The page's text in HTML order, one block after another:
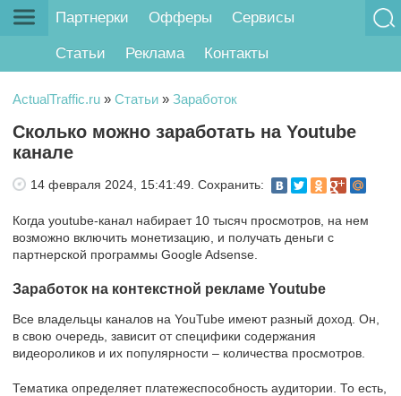
Партнерки Офферы Сервисы
Статьи Реклама Контакты
ActualTraffic.ru » Статьи » Заработок
Сколько можно заработать на Youtube
канале
14 февраля 2024, 15:41:49. Сохранить:
Когда youtube-канал набирает 10 тысяч просмотров, на нем
возможно включить монетизацию, и получать деньги с
партнерской программы Google Adsense.
Заработок на контекстной рекламе Youtube
Все владельцы каналов на YouTube имеют разный доход. Он,
в свою очередь, зависит от специфики содержания
видеороликов и их популярности – количества просмотров.
Тематика определяет платежеспособность аудитории. То есть,